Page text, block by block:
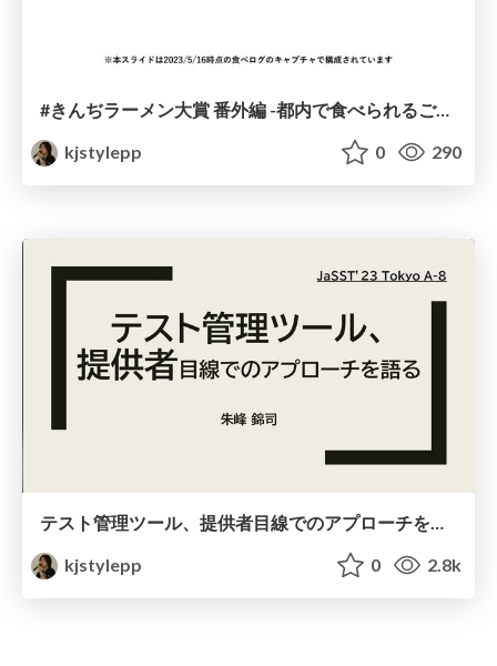
#きんぢラーメン大賞 番外編 -都内で食べられるご当地ラーメン23選-
kjstylepp
0 290
テスト管理ツール、提供者目線でのアプローチを語る
kjstylepp
0 2.8k